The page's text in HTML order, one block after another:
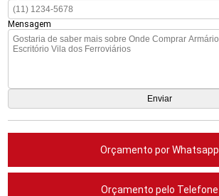
Mensagem
Orçamento por Whatsapp
Orçamento pelo Telefone